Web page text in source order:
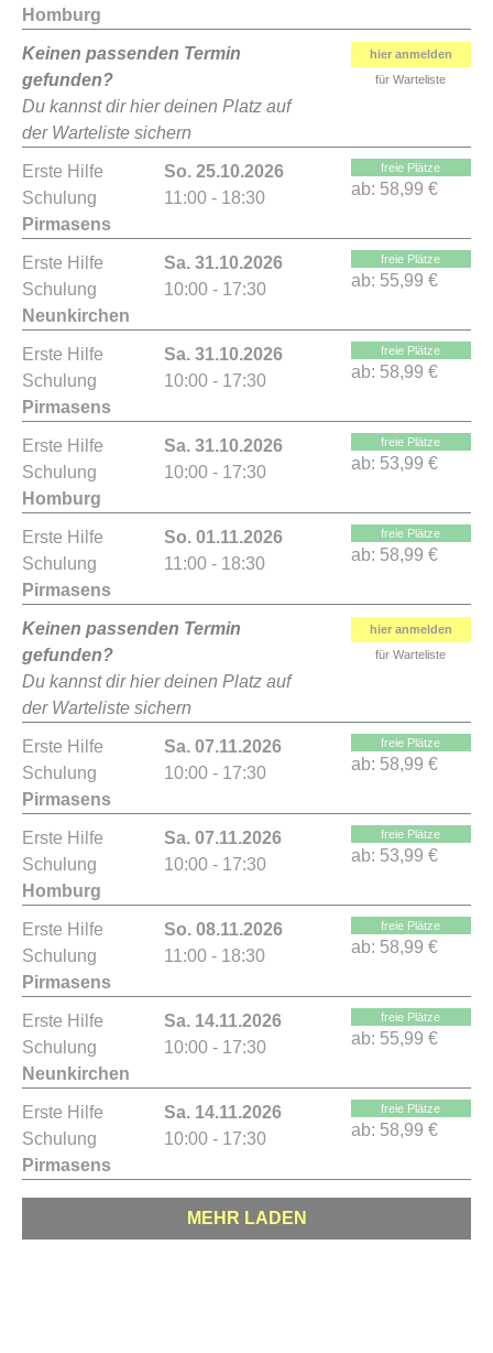
Homburg
Keinen passenden Termin
gefunden?
Du kannst dir hier deinen Platz auf
der Warteliste sichern
hier anmelden
für Warteliste
Erste Hilfe
Schulung
Pirmasens
So. 25.10.2026
11:00 - 18:30
freie Plätze
ab: 58,99 €
Erste Hilfe
Schulung
Neunkirchen
Sa. 31.10.2026
10:00 - 17:30
freie Plätze
ab: 55,99 €
Erste Hilfe
Schulung
Pirmasens
Sa. 31.10.2026
10:00 - 17:30
freie Plätze
ab: 58,99 €
Erste Hilfe
Schulung
Homburg
Sa. 31.10.2026
10:00 - 17:30
freie Plätze
ab: 53,99 €
Erste Hilfe
Schulung
Pirmasens
So. 01.11.2026
11:00 - 18:30
freie Plätze
ab: 58,99 €
Keinen passenden Termin
gefunden?
Du kannst dir hier deinen Platz auf
der Warteliste sichern
hier anmelden
für Warteliste
Erste Hilfe
Schulung
Pirmasens
Sa. 07.11.2026
10:00 - 17:30
freie Plätze
ab: 58,99 €
Erste Hilfe
Schulung
Homburg
Sa. 07.11.2026
10:00 - 17:30
freie Plätze
ab: 53,99 €
Erste Hilfe
Schulung
Pirmasens
So. 08.11.2026
11:00 - 18:30
freie Plätze
ab: 58,99 €
Erste Hilfe
Schulung
Neunkirchen
Sa. 14.11.2026
10:00 - 17:30
freie Plätze
ab: 55,99 €
Erste Hilfe
Schulung
Pirmasens
Sa. 14.11.2026
10:00 - 17:30
freie Plätze
ab: 58,99 €
MEHR LADEN